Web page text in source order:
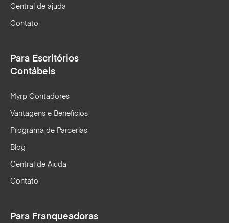
Central de ajuda
Contato
Para Escritórios
Contábeis
Myrp Contadores
Vantagens e Benefícios
Programa de Parcerias
Blog
Central de Ajuda
Contato
Para Franqueadoras